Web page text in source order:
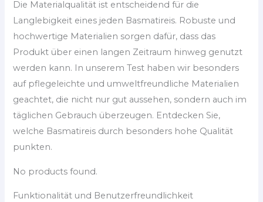
Die Materialqualität ist entscheidend für die
Langlebigkeit eines jeden Basmatireis. Robuste und
hochwertige Materialien sorgen dafür, dass das
Produkt über einen langen Zeitraum hinweg genutzt
werden kann. In unserem Test haben wir besonders
auf pflegeleichte und umweltfreundliche Materialien
geachtet, die nicht nur gut aussehen, sondern auch im
täglichen Gebrauch überzeugen. Entdecken Sie,
welche Basmatireis durch besonders hohe Qualität
punkten.
No products found.
Funktionalität und Benutzerfreundlichkeit